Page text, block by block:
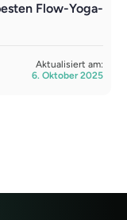
Flow-Yoga-
Aktualisiert am:
6. Oktober 2025